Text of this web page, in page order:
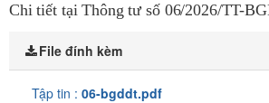
Chi tiết tại Thông tư số06/2026/TT-
File đính kèm
Tập tin : 06-bgddt.pdf